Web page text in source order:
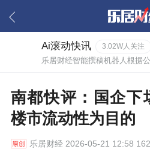
Ai滚动快讯 3.02W人关注
南都快评：国企下
楼市流动性为目的
乐居财经2026-05-21 12:58